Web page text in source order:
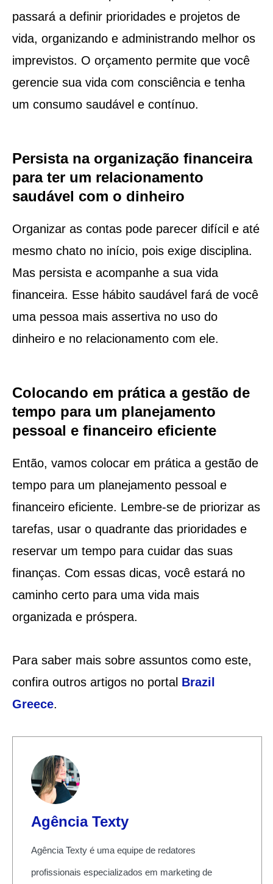
passará a definir prioridades e projetos de
vida, organizando e administrando melhor os
imprevistos. O orçamento permite que você
gerencie sua vida com consciência e tenha
um consumo saudável e contínuo.
Persista na organização financeira
para ter um relacionamento
saudável com o dinheiro
Organizar as contas pode parecer difícil e até
mesmo chato no início, pois exige disciplina.
Mas persista e acompanhe a sua vida
financeira. Esse hábito saudável fará de você
uma pessoa mais assertiva no uso do
dinheiro e no relacionamento com ele.
Colocando em prática a gestão de
tempo para um planejamento
pessoal e financeiro eficiente
Então, vamos colocar em prática a gestão de
tempo para um planejamento pessoal e
financeiro eficiente. Lembre-se de priorizar as
tarefas, usar o quadrante das prioridades e
reservar um tempo para cuidar das suas
finanças. Com essas dicas, você estará no
caminho certo para uma vida mais
organizada e próspera.
Para saber mais sobre assuntos como este,
confira outros artigos no portal Brazil
Greece.
Agência Texty
Agência Texty é uma equipe de redatores
profissionais especializados em marketing de